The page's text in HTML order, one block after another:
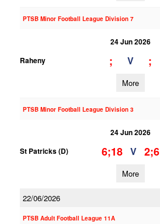
PTSB Minor Football League Division 7
24 Jun 2026
Raheny
; V ;
More
PTSB Minor Football League Division 3
24 Jun 2026
St Patricks (D)
6;18 V 2;6
More
22/06/2026
PTSB Adult Football League 11A